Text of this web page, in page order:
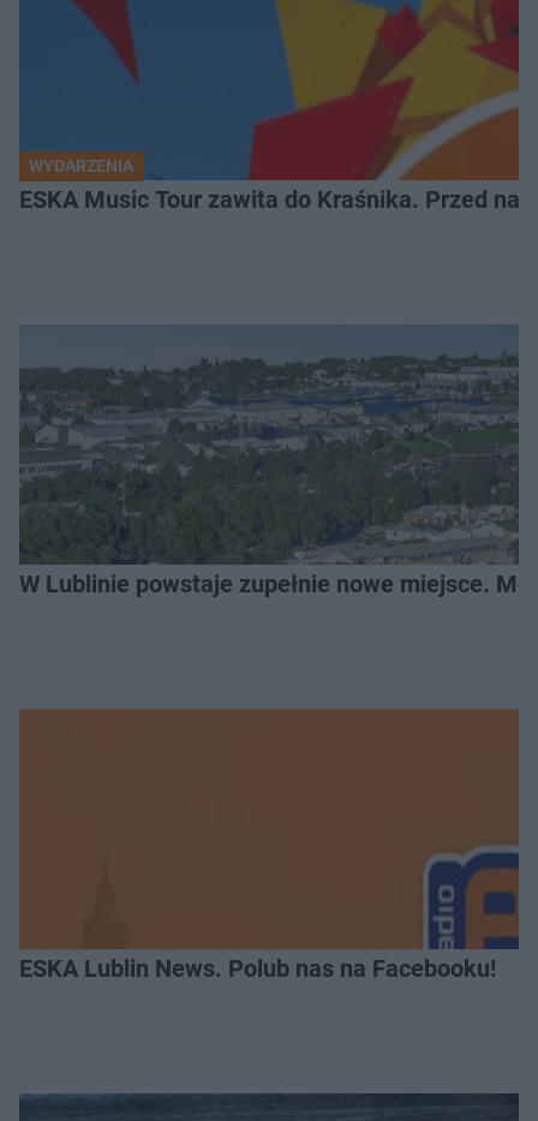
WYDARZENIA
ESKA Music Tour zawita do Kraśnika. Przed
W Lublinie powstaje zupełnie nowe miejsce.
ESKA Lublin News. Polub nas na Facebooku!